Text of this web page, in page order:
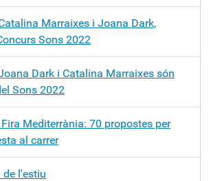
Marraixes i Joana Dark,
Sons 2022
Dark i Catalina Marraixes són
Sons 2022
Mediterrània: 70 propostes per
al carrer
de l'estiu